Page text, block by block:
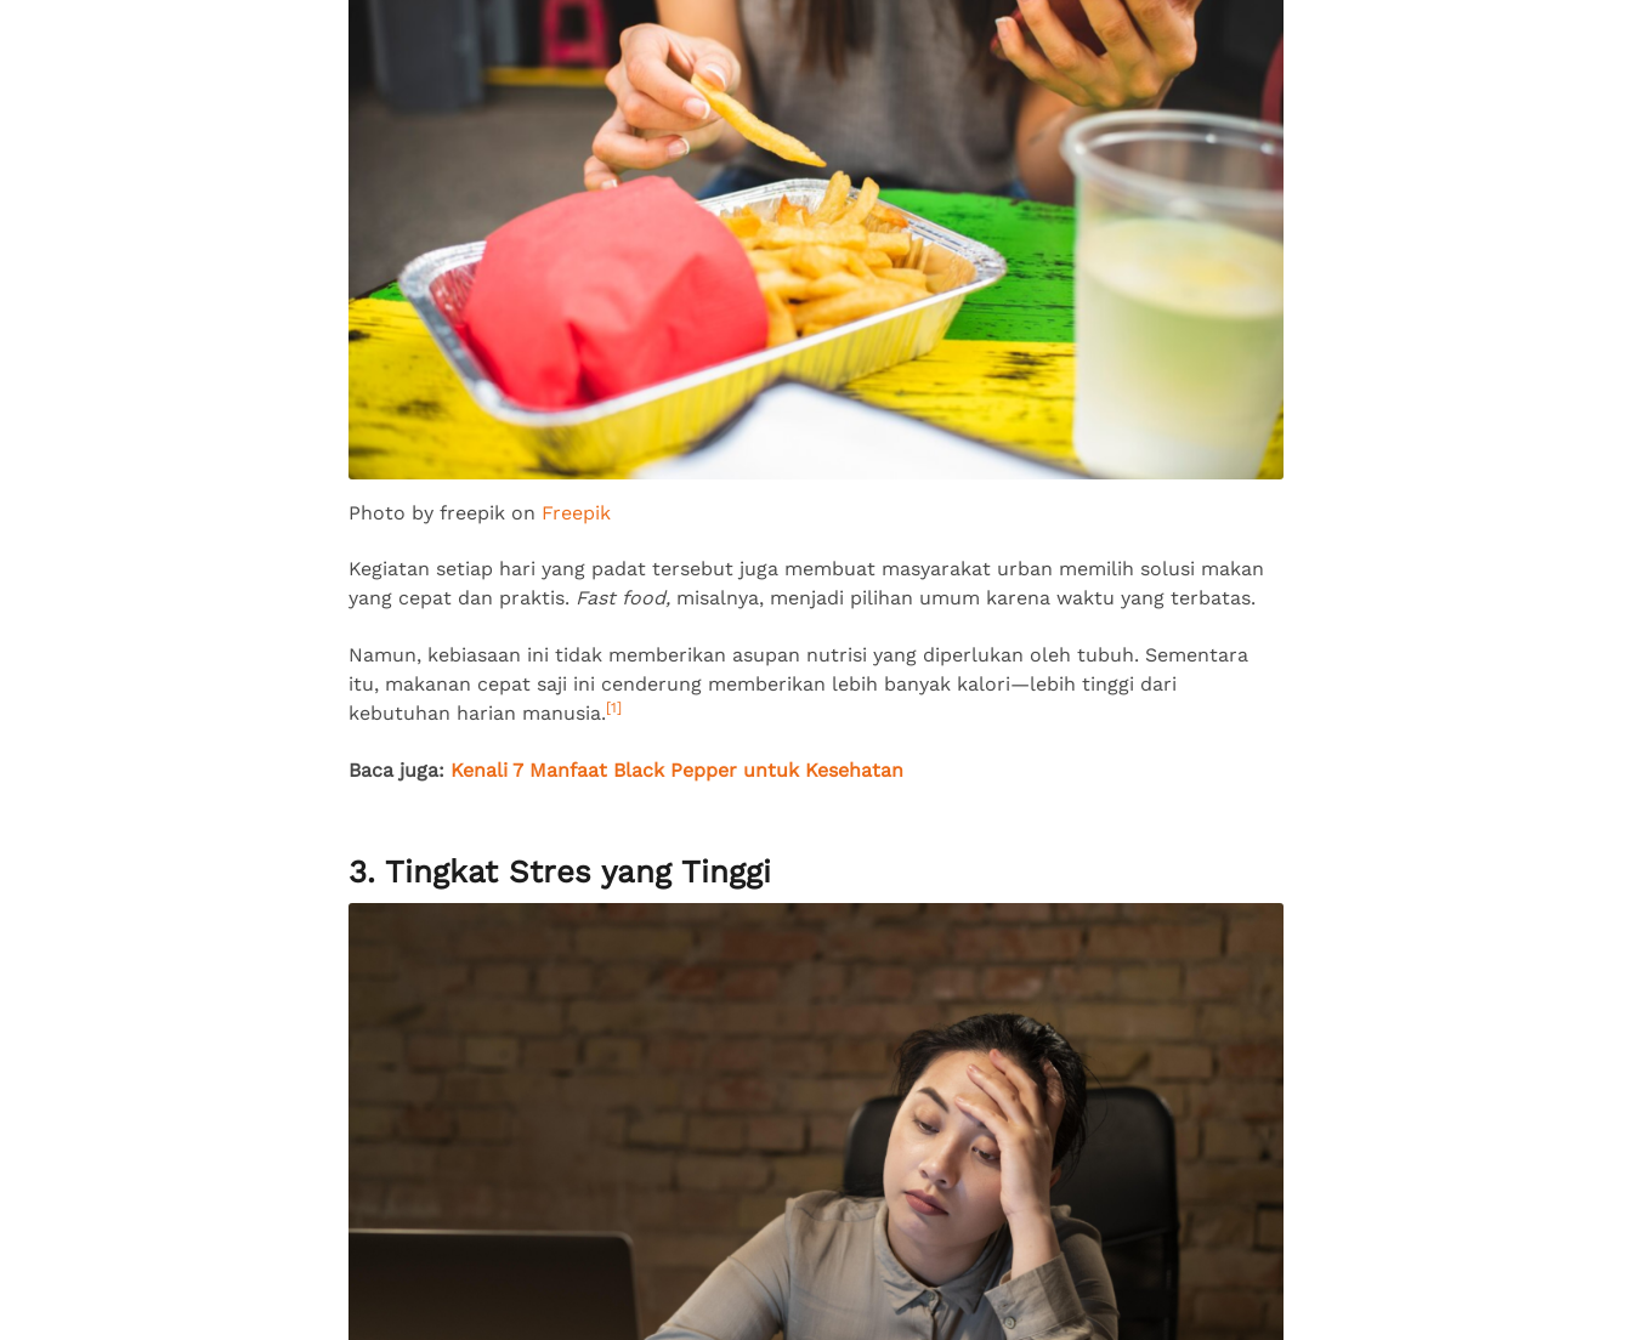
Photo by freepik on Freepik
Kegiatan setiap hari yang padat tersebut juga membuat masyarakat urban memilih solusi makan
yang cepat dan praktis. Fast food, misalnya, menjadi pilihan umum karena waktu yang terbatas.
Namun, kebiasaan ini tidak memberikan asupan nutrisi yang diperlukan oleh tubuh. Sementara
itu, makanan cepat saji ini cenderung memberikan lebih banyak kalori—lebih tinggi dari
kebutuhan harian manusia.[1]
Baca juga: Kenali 7 Manfaat Black Pepper untuk Kesehatan
3. Tingkat Stres yang Tinggi